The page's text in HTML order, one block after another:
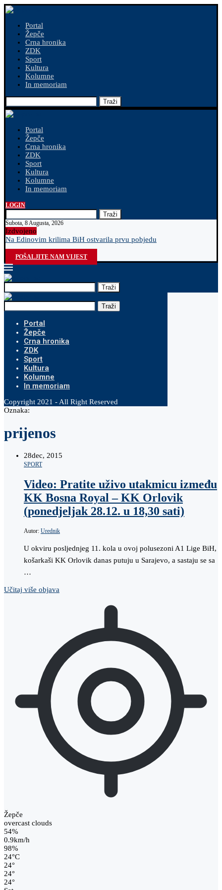
Portal
Žepče
Crna hronika
ZDK
Sport
Kultura
Kolumne
In memoriam
Traži
Portal
Žepče
Crna hronika
ZDK
Sport
Kultura
Kolumne
In memoriam
LOGIN
Traži
Subota, 8 Augusta, 2026
Izdvojeno
Na Edinovim krilima BiH ostvarila prvu pobjedu
POŠALJITE NAM VIJEST
Traži
Traži
Portal
Žepče
Crna hronika
ZDK
Sport
Kultura
Kolumne
In memoriam
Copyright 2021 - All Right Reserved
Oznaka:
prijenos
28dec, 2015
SPORT
Video: Pratite uživo utakmicu između
KK Bosna Royal – KK Orlovik
(ponedjeljak 28.12. u 18,30 sati)
Autor: Urednik
U okviru posljednjeg 11. kola u ovoj polusezoni A1 Lige BiH,
košarkaši KK Orlovik danas putuju u Sarajevo, a sastaju se sa
…
Učitaj više objava
Žepče
overcast clouds
54%
0.9km/h
98%
24°C
24°
24°
24°